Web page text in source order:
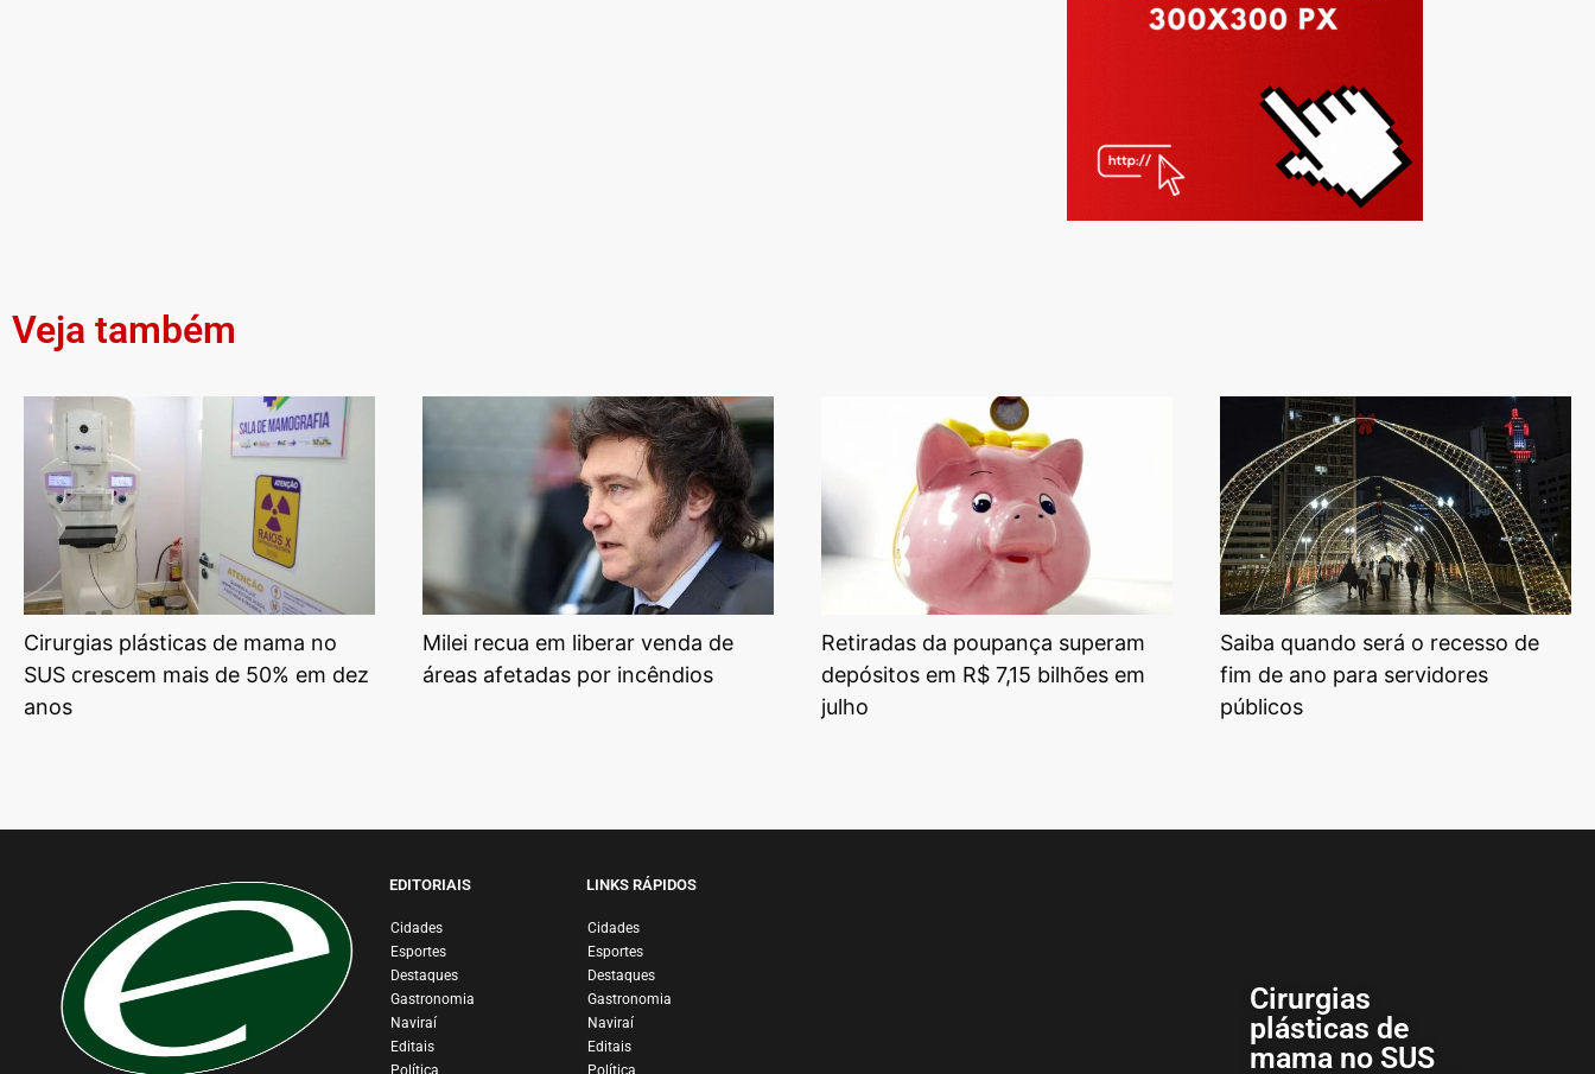
Veja também
Cirurgias plásticas de mama no
SUS crescem mais de 50% em dez
anos
Milei recua em liberar venda de
áreas afetadas por incêndios
Retiradas da poupança superam
depósitos em R$ 7,15 bilhões em
julho
Saiba quando será o recesso de
fim de ano para servidores
públicos
EDITORIAIS
Cidades
Esportes
Destaques
Gastronomia
Naviraí
Editais
Política
LINKS RÁPIDOS
Cidades
Esportes
Destaques
Gastronomia
Naviraí
Editais
Política
Cirurgias
plásticas de
mama no SUS